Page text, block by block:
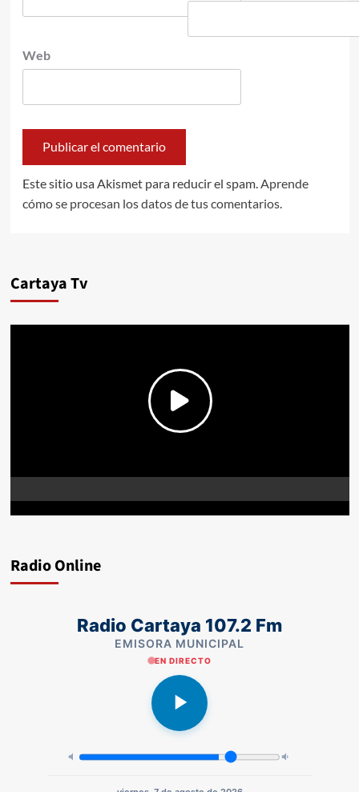
Web
Este sitio usa Akismet para reducir el spam. Aprende
cómo se procesan los datos de tus comentarios.
Cartaya Tv
Radio Online
Radio Cartaya 107.2 Fm
EMISORA MUNICIPAL
EN DIRECTO